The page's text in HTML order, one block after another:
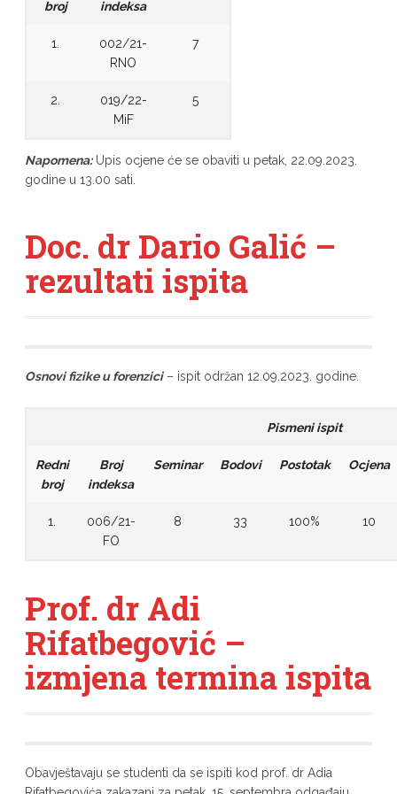
broj
indeksa
1.
002/21-
RNO
7
2.
019/22-
MiF
5
Napomena:Upis ocjene će se obaviti u petak, 22.09.2023.
godine u 13.00 sati.
Doc. dr Dario Galić –
rezultati ispita
Osnovi fizike u forenzici – ispit održan 12.09.2023. godine.
Pismeni ispit
Redni
broj
Broj
indeksa
Seminar Bodovi Postotak Ocjena
1.
006/21-
FO
8 33 100% 10
Prof. dr Adi
Rifatbegović –
izmjena termina ispita
Obavještavaju se studenti da se ispiti kod prof. dr Adia